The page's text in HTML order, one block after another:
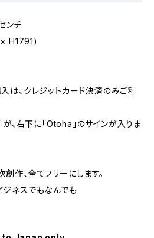
ンチ
H1791)
は、クレジットカード決済のみご利
右下に「Otoha」のサインが入りま
作、全てフリーにします。
ジネスでもなんでも